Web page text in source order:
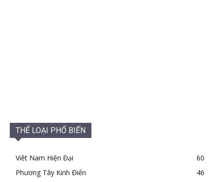
THỂ LOẠI PHỔ BIẾN
Viêt Nam Hiện Đại
60
Phương Tây Kinh Điển
46